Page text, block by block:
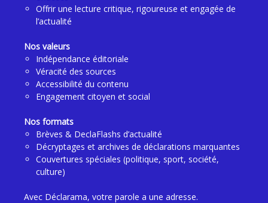
Offrir une lecture critique, rigoureuse et engagée de
l’actualité
Nos valeurs
Indépendance éditoriale
Véracité des sources
Accessibilité du contenu
Engagement citoyen et social
Nos formats
Brèves & DeclaFlashs d’actualité
Décryptages et archives de déclarations marquantes
Couvertures spéciales (politique, sport, société,
culture)
Avec Déclarama, votre parole a une adresse.